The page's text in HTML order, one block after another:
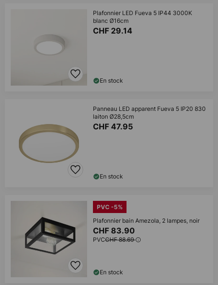
Plafonnier LED Fueva 5 IP44 3000K
blanc Ø16cm
CHF 29.14
En stock
Panneau LED apparent Fueva 5 IP20 830
laiton Ø28,5cm
CHF 47.95
En stock
PVC -5%
Plafonnier bain Amezola, 2 lampes, noir
CHF 83.90
PVCCHF 88.69
En stock